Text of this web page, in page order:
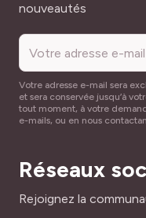
nouveautés
Votre adresse e-mail sera
et sera conservée jusqu’à
tout moment, à votre
e-mails, ou en nous
Réseaux
Rejoignez la